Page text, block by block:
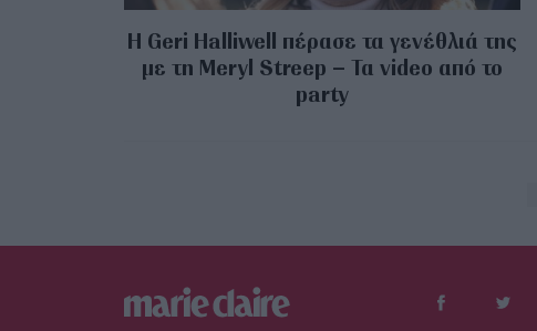
Η Geri Halliwell πέρασε τα γενέθλιά της
με τη Meryl Streep – Τα video από το
party